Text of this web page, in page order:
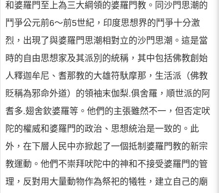
和婆羅門至上為三大綱領的婆羅門教。同沙門思潮的
鬥爭公元前6～前5世紀，印度思想界的鬥爭十分激
烈，出現了與婆羅門思潮相對立的沙門思潮。這是當
時的自由思想家及其派別的統稱，其中包括佛教創始
人釋迦牟尼、耆那教的大雄符馱摩那，生活派（佛教
貶稱為邪命外道）的領袖末伽梨.俱舍羅，順世派的阿
耆多.翅舍欽婆羅等。他們的主張雖然不一，但否定吠
陀的權威和婆羅門的政治、思想統治是一致的。此
外，在下層人民中亦掀起了一個抵制婆羅門教的新宗
教運動。他們不崇拜吠陀中的神和不接受婆羅門的管
理，反對用大量動物作為祭祀的犧牲，建立自己的廟